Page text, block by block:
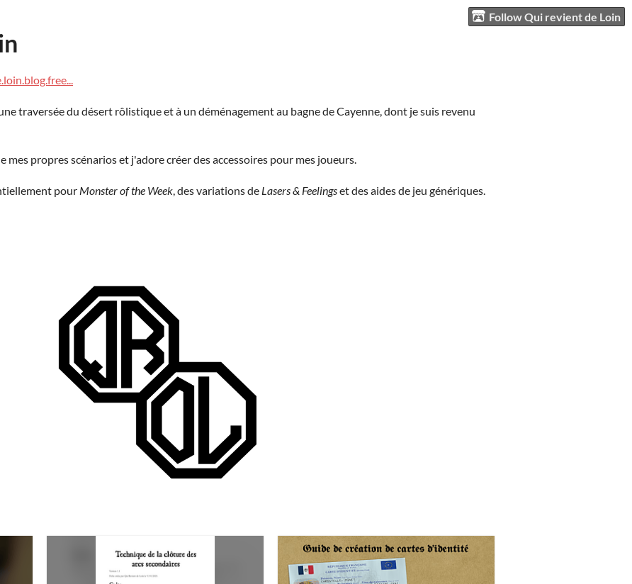
Follow Qui revient de Loin
traversée du désert rôlistique et à un déménagement au bagne de Cayenne, dont je suis revenu
mes propres scénarios et j'adore créer des accessoires pour mes joueurs.
pour Monster of the Week, des variations de Lasers & Feelingset des aides de jeu génériques.